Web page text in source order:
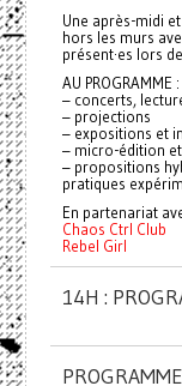
Une après-midi
hors les murs
présent·es lors
AU PROGRAMME :
– concerts,
– projections
– expositions et
– micro-édition
– propositions
pratiques
En partenariat
Chaos Ctrl Club
Rebel Girl
14H :